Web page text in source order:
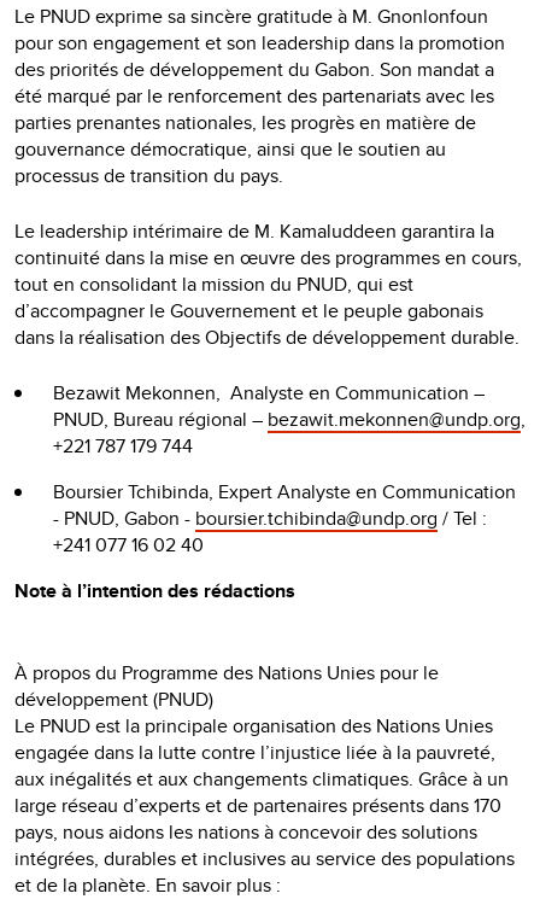
Le PNUD exprime sa sincère gratitude à M. Gnonlonfoun
pour son engagement et son leadership dans la promotion
des priorités de développement du Gabon. Son mandat a
été marqué par le renforcement des partenariats avec les
parties prenantes nationales, les progrès en matière de
gouvernance démocratique, ainsi que le soutien au
processus de transition du pays.
Le leadership intérimaire de M. Kamaluddeen garantira la
continuité dans la mise en œuvre des programmes en cours,
tout en consolidant la mission du PNUD, qui est
d’accompagner le Gouvernement et le peuple gabonais
dans la réalisation des Objectifs de développement durable.
Bezawit Mekonnen, Analyste en Communication –
PNUD, Bureau régional – bezawit.mekonnen@undp.org,
+221 787 179 744
Boursier Tchibinda, Expert Analyste en Communication
- PNUD, Gabon - boursier.tchibinda@undp.org / Tel :
+241 077 16 02 40
Note à l’intention des rédactions
À propos du Programme des Nations Unies pour le
développement (PNUD)
Le PNUD est la principale organisation des Nations Unies
engagée dans la lutte contre l’injustice liée à la pauvreté,
aux inégalités et aux changements climatiques. Grâce à un
large réseau d’experts et de partenaires présents dans 170
pays, nous aidons les nations à concevoir des solutions
intégrées, durables et inclusives au service des populations
et de la planète. En savoir plus :